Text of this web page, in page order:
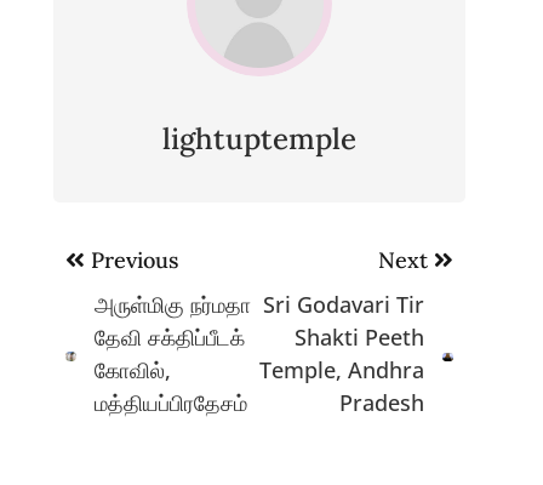
lightuptemple
Post
navigation
Previous
அருள்மிகு நர்மதா
தேவி சக்திப்பீடக்
கோவில்,
மத்தியப்பிரதேசம்
Next
Sri Godavari Tir
Shakti Peeth
Temple, Andhra
Pradesh